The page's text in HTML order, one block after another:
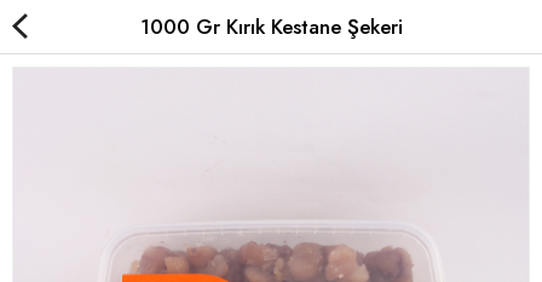
Sade Kestane Şekeri
1000 Gr Kırık Kestane Şekeri